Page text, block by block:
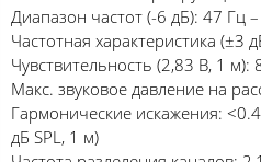
Диапазон частот (-6 дБ): 47 Гц
Частотная характеристика (±3
Чувствительность (2,83 В, 1 м):
Макс. звуковое давление на
Гармонические искажения:
дБ SPL, 1 м)